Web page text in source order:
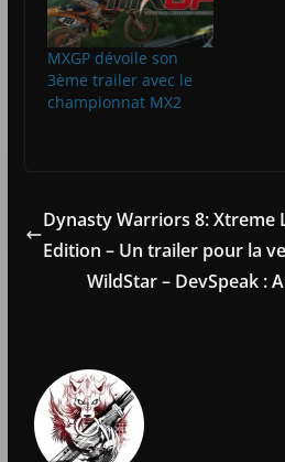
MXGP dévoile son
3ème trailer avec le
championnat MX2
Dynasty Warriors 8: Xtreme
Edition – Un trailer pour la
WildStar – DevSpeak :